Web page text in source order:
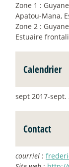
Zone 1 :
Apatou-Mana,
Zone 2 :
Estuaire
Calendrier
sept 2017-sept.
Contact
courriel :